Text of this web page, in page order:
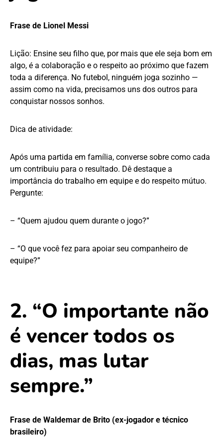
Frase de Lionel Messi
Lição: Ensine seu filho que, por mais que ele seja bom em
algo, é a colaboração e o respeito ao próximo que fazem
toda a diferença. No futebol, ninguém joga sozinho —
assim como na vida, precisamos uns dos outros para
conquistar nossos sonhos.
Dica de atividade:
Após uma partida em família, converse sobre como cada
um contribuiu para o resultado. Dê destaque a
importância do trabalho em equipe e do respeito mútuo.
Pergunte:
– “Quem ajudou quem durante o jogo?”
– “O que você fez para apoiar seu companheiro de
equipe?”
2. “O importante não
é vencer todos os
dias, mas lutar
sempre.”
Frase de Waldemar de Brito (ex-jogador e técnico
brasileiro)